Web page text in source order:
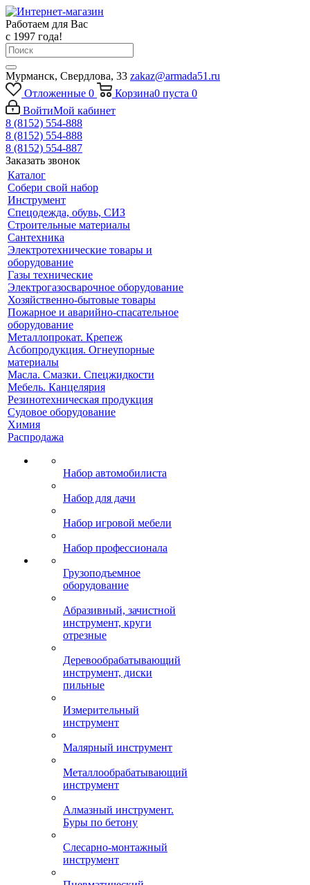
Работаем для Вас
с 1997 года!
Мурманск, Свердлова, 33 zakaz@armada51.ru
Отложенные 0 Корзина0 пуста 0
ВойтиМой кабинет
8 (8152) 554-888
8 (8152) 554-888
8 (8152) 554-887
Заказать звонок
Каталог
Собери свой набор
Инструмент
Спецодежда, обувь, СИЗ
Строительные материалы
Сантехника
Электротехнические товары и
оборудование
Газы технические
Электрогазосварочное оборудование
Хозяйственно-бытовые товары
Пожарное и аварийно-спасательное
оборудование
Металлопрокат. Крепеж
Асбопродукция. Огнеупорные
материалы
Масла. Смазки. Спецжидкости
Мебель. Канцелярия
Резинотехническая продукция
Судовое оборудование
Химия
Распродажа
Набор автомобилиста
Набор для дачи
Набор игровой мебели
Набор профессионала
Грузоподъемное
оборудование
Абразивный, зачистной
инструмент, круги
отрезные
Деревообрабатывающий
инструмент, диски
пильные
Измерительный
инструмент
Малярный инструмент
Металлообрабатывающий
инструмент
Алмазный инструмент.
Буры по бетону
Слесарно-монтажный
инструмент